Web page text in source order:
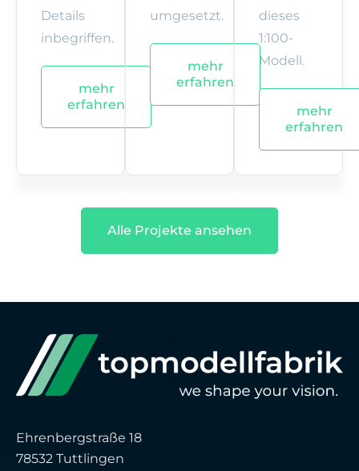
Details
inbegriffen.
mehr
erfahren
umgesetzt.
mehr
erfahren
dieses
1:100-
Modell.
mehr
erfahren
Alle Projekte ansehen
Ehrenbergstraße 18
78532 Tuttlingen